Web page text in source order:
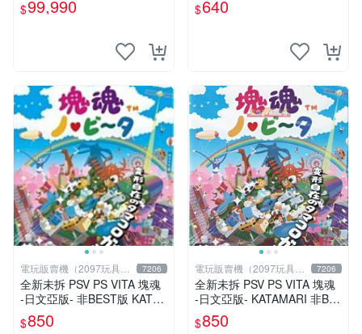
GON QUEST 台中
$99,990
$640
電玩販賣機（2097玩具公
仔舖
7206
全新未拆 PSV PS VITA 塊魂
-日文亞版- 非BEST版 KATA
MARI
$850
電玩販賣機（2097玩具公
仔舖
7206
全新未拆 PSV PS VITA 塊魂
-日文亞版- KATAMARI 非BE
ST版
$850